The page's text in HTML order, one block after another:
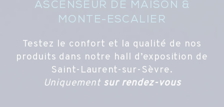
ASCENSEUR DE MAISON &
MONTE-ESCALIER
Testez le confort et la qualité de nos
produits dans notre hall d’exposition de
Saint-Laurent-sur-Sèvre.
Uniquement sur rendez-vous